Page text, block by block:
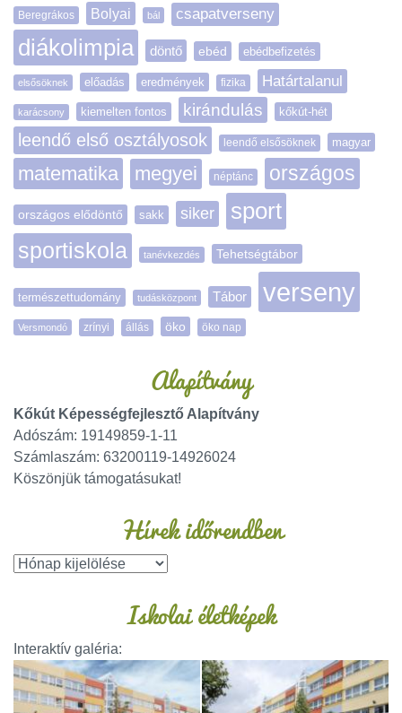
Beregrákos Bolyai bál csapatverseny
diákolimpia döntő ebéd ebédbefizetés
elsősöknek előadás eredmények fizika Határtalanul
karácsony kiemelten fontos kirándulás kőkút-hét
leendő első osztályosok leendő elsősöknek magyar
matematika megyei néptánc országos
országos elődöntő sakk siker sport
sportiskola tanévkezdés Tehetségtábor
természettudomány tudásközpont Tábor verseny
Versmondó zrínyi állás öko öko nap
Alapítvány
Kőkút Képességfejlesztő Alapítvány
Adószám: 19149859-1-11
Számlaszám: 63200119-14926024
Köszönjük támogatásukat!
Hírek időrendben
Iskolai életképek
Interaktív galéria: